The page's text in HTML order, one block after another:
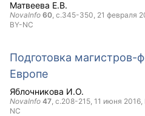
Матвеева Е.В.
NovaInfo 60, с.345-350, 21 февраля
BY-NC
Подготовка магистров-
Европе
Яблочникова И.О.
NovaInfo 47, с.208-215, 11 июня 2016,
NC